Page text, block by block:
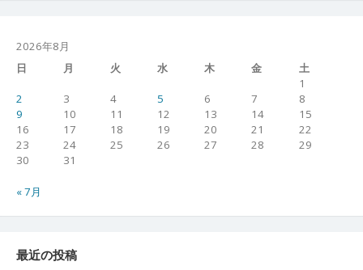
2026年8月
日
月 火 水 木 金
土
1
2
3 4 5 6 7
8
9
10 11 12 13 14
15
16
17 18 19 20 21
22
23
24 25 26 27 28
29
30
31
« 7月
最近の投稿